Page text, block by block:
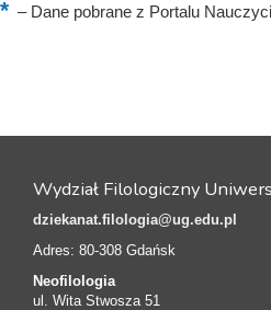
–Dane pobrane z Portalu
Wydział Filologiczny
dziekanat.filologia@ug.edu.pl
Adres: 80-308 Gdańsk
Neofilologia
ul. Wita Stwosza 51